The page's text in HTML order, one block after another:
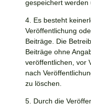
gespeichert werden
4. Es besteht
Veröffentlichung
Beiträge. Die
Beiträge ohne
veröffentlichen, vor
nach
zu löschen.
5. Durch die